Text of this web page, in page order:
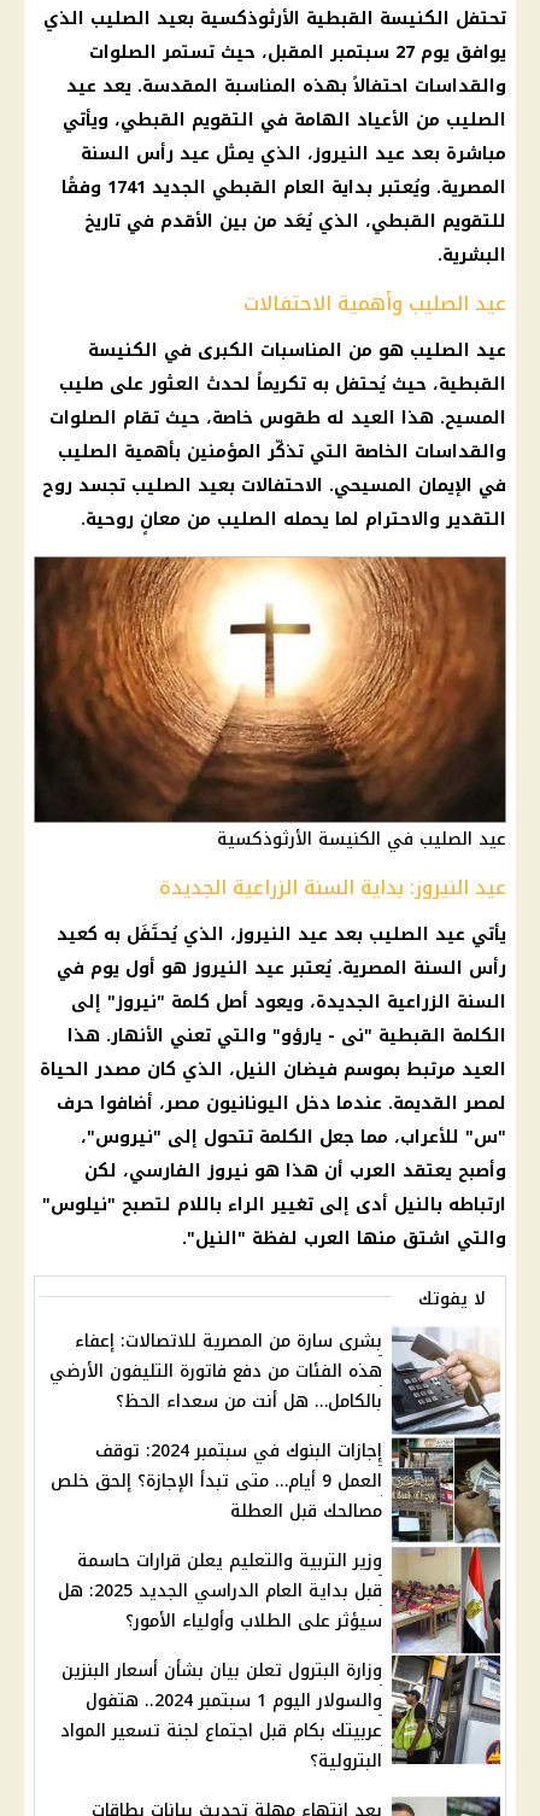
تحتفل الكنيسة القبطية الأرثوذكسية بعيد الصليب الذي
يوافق يوم 27 سبتمبر المقبل، حيث تستمر الصلوات
والقداسات احتفالاً بهذه المناسبة المقدسة. يعد عيد
الصليب من الأعياد الهامة في التقويم القبطي، ويأتي
مباشرة بعد عيد النيروز، الذي يمثل عيد رأس السنة
المصرية. ويُعتبر بداية العام القبطي الجديد 1741 وفقًا
للتقويم القبطي، الذي يُعَد من بين الأقدم في تاريخ
البشرية.
عيد الصليب وأهمية الاحتفالات
عيد الصليب هو من المناسبات الكبرى في الكنيسة
القبطية، حيث يُحتفل به تكريماً لحدث العثور على صليب
المسيح. هذا العيد له طقوس خاصة، حيث تقام الصلوات
والقداسات الخاصة التي تذكّر المؤمنين بأهمية الصليب
في الإيمان المسيحي. الاحتفالات بعيد الصليب تجسد روح
التقدير والاحترام لما يحمله الصليب من معانٍ روحية.
عيد الصليب في الكنيسة الأرثوذكسية
عيد النيروز: بداية السنة الزراعية الجديدة
يأتي عيد الصليب بعد عيد النيروز، الذي يُحتَفَل به كعيد
رأس السنة المصرية. يُعتبر عيد النيروز هو أول يوم في
السنة الزراعية الجديدة، ويعود أصل كلمة "نيروز" إلى
الكلمة القبطية "نى - يارؤو" والتي تعني الأنهار. هذا
العيد مرتبط بموسم فيضان النيل، الذي كان مصدر الحياة
لمصر القديمة. عندما دخل اليونانيون مصر، أضافوا حرف
"س" للأعراب، مما جعل الكلمة تتحول إلى "نيروس"،
وأصبح يعتقد العرب أن هذا هو نيروز الفارسي، لكن
ارتباطه بالنيل أدى إلى تغيير الراء باللام لتصبح "نيلوس"
والتي اشتق منها العرب لفظة "النيل".
لا يفوتك
بشرى سارة من المصرية للاتصالات: إعفاء
هذه الفئات من دفع فاتورة التليفون الأرضي
بالكامل… هل أنت من سعداء الحظ؟
إجازات البنوك في سبتمبر 2024: توقف
العمل 9 أيام… متى تبدأ الإجازة؟ إلحق خلص
مصالحك قبل العطلة
وزير التربية والتعليم يعلن قرارات حاسمة
قبل بداية العام الدراسي الجديد 2025: هل
سيؤثر على الطلاب وأولياء الأمور؟
وزارة البترول تعلن بيان بشأن أسعار البنزين
والسولار اليوم 1 سبتمبر 2024.. هتفول
عربيتك بكام قبل اجتماع لجنة تسعير المواد
البترولية؟